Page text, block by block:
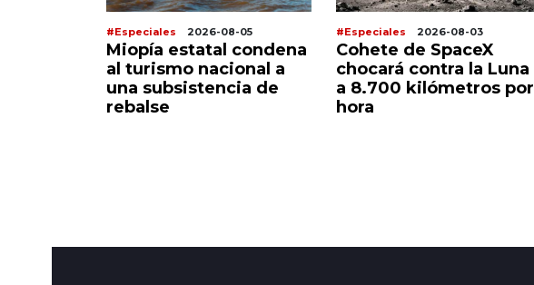
#Especiales 2026-08-05
Miopía estatal condena
al turismo nacional a
una subsistencia de
rebalse
#Especiales 2026-08-03
Cohete de SpaceX
chocará contra la Luna
a 8.700 kilómetros por
hora